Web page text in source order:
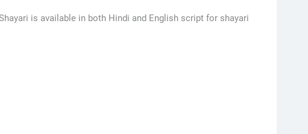
is available in both Hindi and English script for shayari